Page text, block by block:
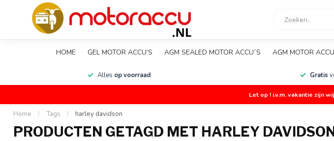
HOME GEL MOTOR ACCU’S AGM SEALED MOTOR ACCU´S AGM MOTOR
Alles op voorraad Gratis
Let op ! i.v.m. vakantie zijn
Home / Tags / harley davidson
PRODUCTEN GETAGD MET HARLEY